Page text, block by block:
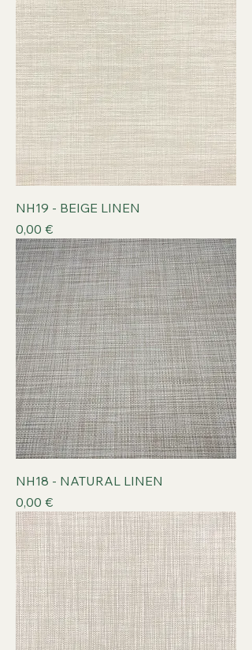
NH19 - BEIGE LINEN
Prix
0,00 €
NH18 - NATURAL LINEN
Prix
0,00 €